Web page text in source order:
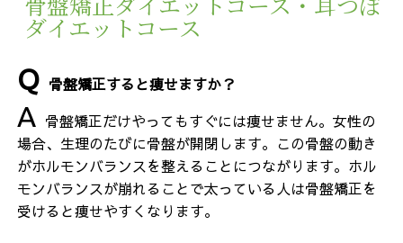
骨盤矯正ダイエットコース・耳つぼ
ダイエットコース
骨盤矯正すると痩せますか？
骨盤矯正だけやってもすぐには痩せません。女性の
場合、生理のたびに骨盤が開閉します。この骨盤の動き
がホルモンバランスを整えることにつながります。ホル
モンバランスが崩れることで太っている人は骨盤矯正を
受けると痩せやすくなります。